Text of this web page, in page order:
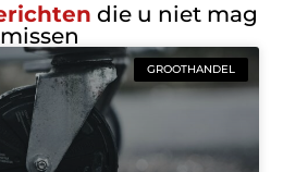
die u niet mag
missen
GROOTHANDEL